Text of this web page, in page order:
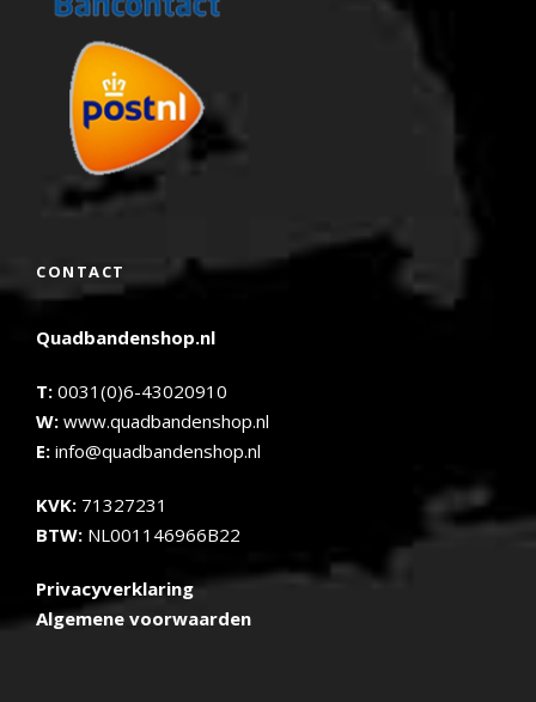
CONTACT
Quadbandenshop.nl
T: 0031(0)6-43020910
W: www.quadbandenshop.nl
E: info@quadbandenshop.nl
KVK: 71327231
BTW: NL001146966B22
Privacyverklaring
Algemene voorwaarden